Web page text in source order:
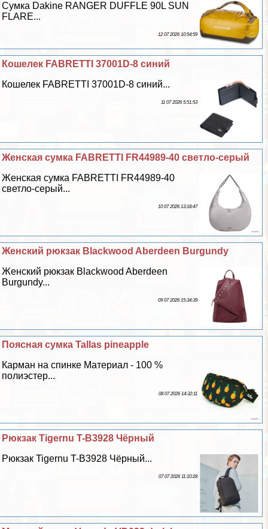
Cумка Dakine RANGER DUFFLE 90L SUN
FLARE...
12 07 2026 10:54:59
Кошелек FABRETTI 37001D-8 синий
Кошелек FABRETTI 37001D-8 синий...
11 07 2026 5:51:53
Женская сумка FABRETTI FR44989-40 светло-серый
Женская сумка FABRETTI FR44989-40
светло-серый...
10 07 2026 13:18:47
Женский рюкзак Blackwood Aberdeen Burgundy
Женский рюкзак Blackwood Aberdeen
Burgundy...
09 07 2026 15:34:39
Поясная сумка Tallas pineapple
Карман на спинке Материал - 100 %
полиэстер...
08 07 2026 14:32:11
Рюкзак Tigernu T-B3928 Чёрный
Рюкзак Tigernu T-B3928 Чёрный...
07 07 2026 11:10:28